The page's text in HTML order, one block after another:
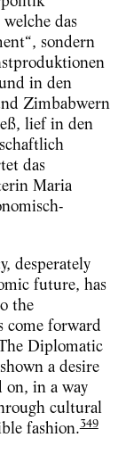
das
sondern
in den
Zimbabwern
lief in den
das
Maria
desperately
future, has
the
come forward
Diplomatic
a desire
on, in a way
cultural
fashion.349